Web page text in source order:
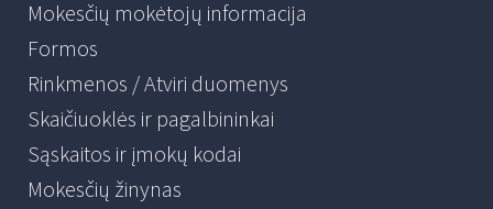
Mokesčių mokėtojų informacija
Formos
Rinkmenos / Atviri duomenys
Skaičiuoklės ir pagalbininkai
Sąskaitos ir įmokų kodai
Mokesčių žinynas